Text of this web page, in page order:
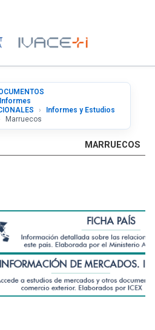
Informes y Estudios
Marruecos
MARRUECOS